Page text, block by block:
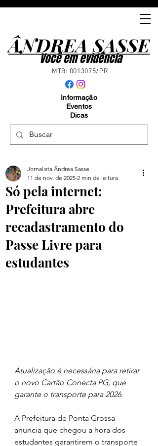
ÂNDREA SASSE
ÂNDREA SASSE
Você em evidência
MTB: 0013075/PR
Informação
Eventos
Dicas
Só pela internet:
Prefeitura abre
recadastramento do
Passe Livre para
estudantes
Jornalista Ândrea Sasse
11 de nov. de 2025 2 min de leitura
Atualização é necessária para retirar
o novo Cartão Conecta PG, que
garante o transporte para 2026.
A Prefeitura de Ponta Grossa
anuncia que chegou a hora dos
estudantes garantirem o transporte